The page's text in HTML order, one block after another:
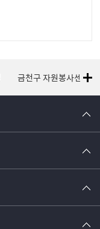
금천구 자원봉사센터